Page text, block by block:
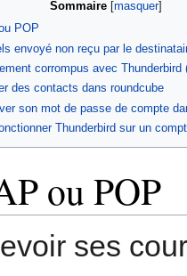
Sommaire
POP
envoyé non reçu par le
corrompus avec Thunderbird
des contacts dans roundcube
son mot de passe de compte
Thunderbird sur un
ou POP
ses